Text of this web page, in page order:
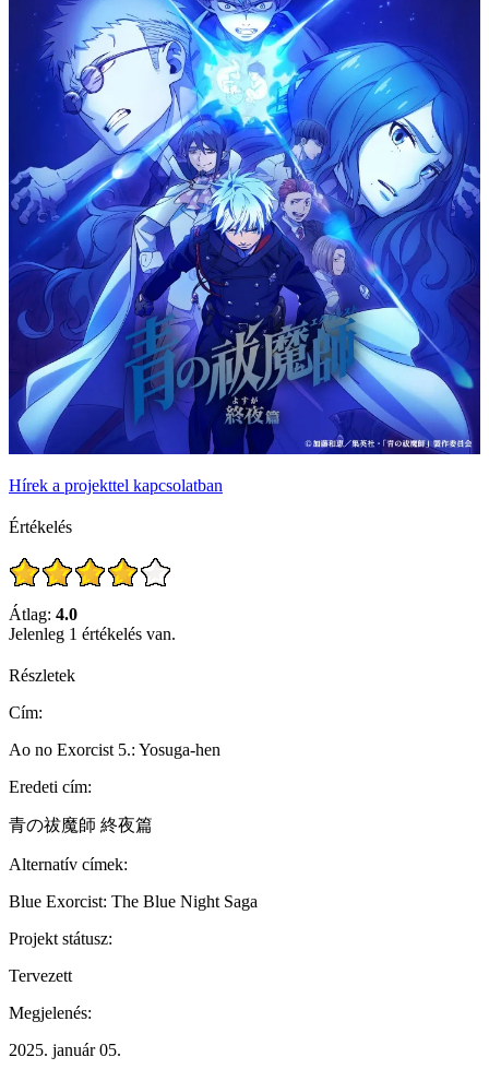
Hírek a projekttel kapcsolatban
Értékelés
Átlag: 4.0
Jelenleg 1 értékelés van.
Részletek
Cím:
Ao no Exorcist 5.: Yosuga-hen
Eredeti cím:
青の祓魔師 終夜篇
Alternatív címek:
Blue Exorcist: The Blue Night Saga
Projekt státusz:
Tervezett
Megjelenés:
2025. január 05.